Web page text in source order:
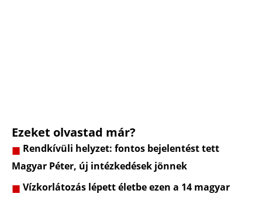
Ezeket olvastad már?
Rendkívüli helyzet: fontos bejelentést tett
Magyar Péter, új intézkedések jönnek
Vízkorlátozás lépett életbe ezen a 14 magyar